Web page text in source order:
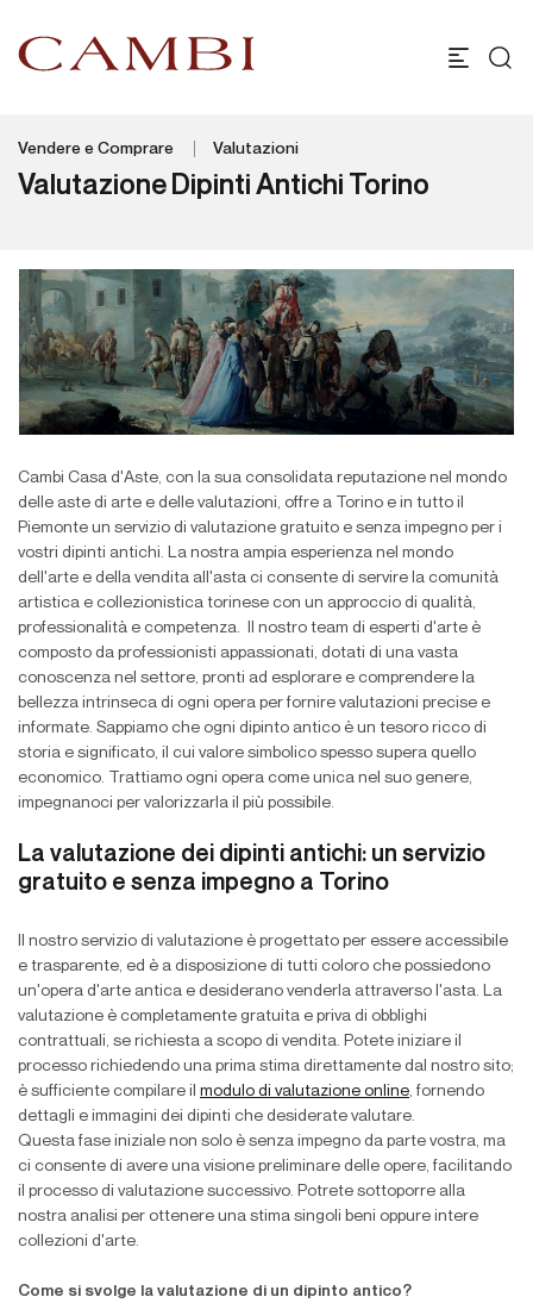
Vendere e Comprare Valutazioni
Valutazione Dipinti Antichi Torino
Cambi Casa d'Aste, con la sua consolidata reputazione nel mondo
delle aste di arte e delle valutazioni, offre a Torino e in tutto il
Piemonte un servizio di valutazione gratuito e senza impegno per i
vostri dipinti antichi. La nostra ampia esperienza nel mondo
dell'arte e della vendita all'asta ci consente di servire la comunità
artistica e collezionistica torinese con un approccio di qualità,
professionalità e competenza. Il nostro team di esperti d'arte è
composto da professionisti appassionati, dotati di una vasta
conoscenza nel settore, pronti ad esplorare e comprendere la
bellezza intrinseca di ogni opera per fornire valutazioni precise e
informate. Sappiamo che ogni dipinto antico è un tesoro ricco di
storia e significato, il cui valore simbolico spesso supera quello
economico. Trattiamo ogni opera come unica nel suo genere,
impegnanoci per valorizzarla il più possibile.
La valutazione dei dipinti antichi: un servizio
gratuito e senza impegno a Torino
Il nostro servizio di valutazione è progettato per essere accessibile
e trasparente, ed è a disposizione di tutti coloro che possiedono
un'opera d'arte antica e desiderano venderla attraverso l'asta. La
valutazione è completamente gratuita e priva di obblighi
contrattuali, se richiesta a scopo di vendita. Potete iniziare il
processo richiedendo una prima stima direttamente dal nostro sito;
è sufficiente compilare il modulo di valutazione online, fornendo
dettagli e immagini dei dipinti che desiderate valutare.
Questa fase iniziale non solo è senza impegno da parte vostra, ma
ci consente di avere una visione preliminare delle opere, facilitando
il processo di valutazione successivo. Potrete sottoporre alla
nostra analisi per ottenere una stima singoli beni oppure intere
collezioni d'arte.
Come si svolge la valutazione di un dipinto antico?